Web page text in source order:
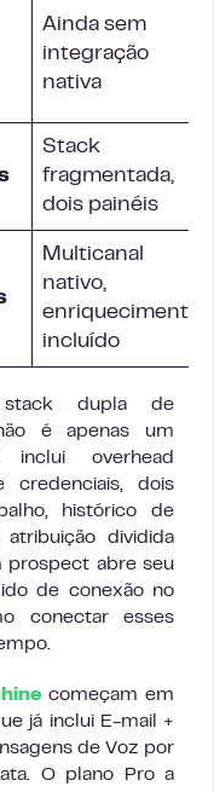
Ainda sem
integração
nativa
Stack
fragmentada,
dois painéis
Multicanal
nativo,
enriquecimento
incluído
dupla de
é apenas um
overhead
credenciais, dois
histórico de
dividida
prospect abre seu
de conexão no
conectar esses
começam em
já inclui E-mail +
de Voz por
O plano Pro a